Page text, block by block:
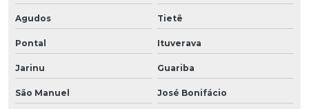
Agudos Tietê
Pontal Ituverava
Jarinu Guariba
São Manuel José Bonifácio